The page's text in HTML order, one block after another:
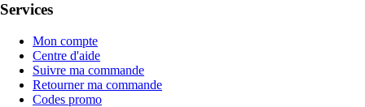
Services
Mon compte
Centre d'aide
Suivre ma commande
Retourner ma commande
Codes promo